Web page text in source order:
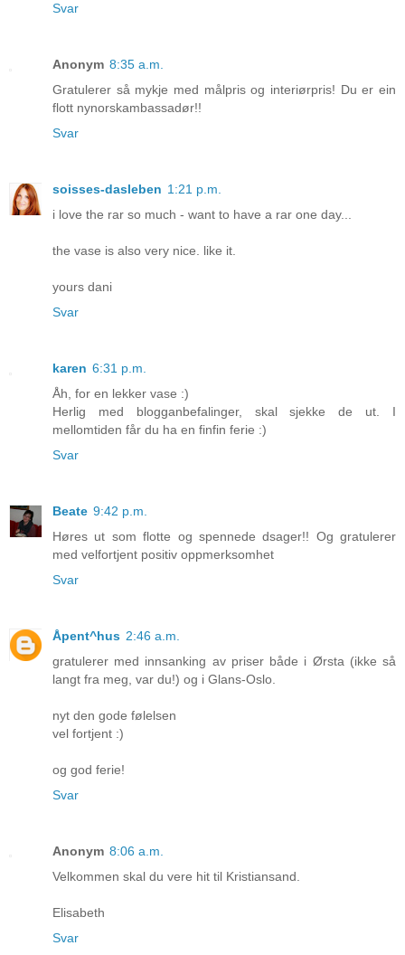
Svar
Anonym 8:35 a.m.
Gratulerer så mykje med målpris og interiørpris! Du er ein
flott nynorskambassadør!!
Svar
soisses-dasleben 1:21 p.m.
i love the rar so much - want to have a rar one day...
the vase is also very nice. like it.
yours dani
Svar
karen 6:31 p.m.
Åh, for en lekker vase :)
Herlig med blogganbefalinger, skal sjekke de ut. I
mellomtiden får du ha en finfin ferie :)
Svar
Beate 9:42 p.m.
Høres ut som flotte og spennede dsager!! Og gratulerer
med velfortjent positiv oppmerksomhet
Svar
Åpent^hus 2:46 a.m.
gratulerer med innsanking av priser både i Ørsta (ikke så
langt fra meg, var du!) og i Glans-Oslo.
nyt den gode følelsen
vel fortjent :)
og god ferie!
Svar
Anonym 8:06 a.m.
Velkommen skal du vere hit til Kristiansand.
Elisabeth
Svar